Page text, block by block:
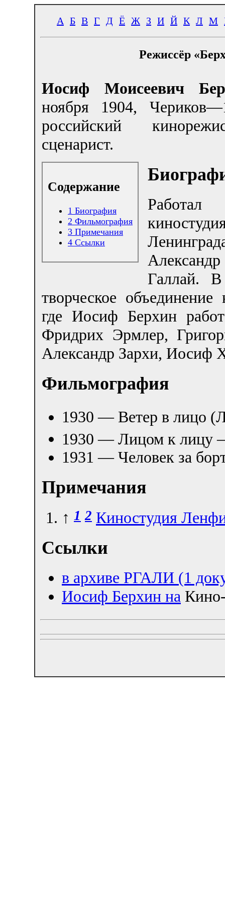
А Б В Г Д Ё Ж З И Й К Л М
Режиссёр
Иосиф Моисеевич
ноября 1904,
российский
сценарист.
Содержание
1 Биография
2 Фильмография
3 Примечания
4 Ссылки
Галлай.
творческое
где Иосиф Берхин
Фридрих Эрмлер,
Александр Зархи, Иосиф
Фильмография
1930 — Ветер в лицо
1930 — Лицом к
1931 — Человек за
Примечания
↑ 1 2 Киностудия
Ссылки
в архиве РГАЛИ (1
Иосиф Берхин на